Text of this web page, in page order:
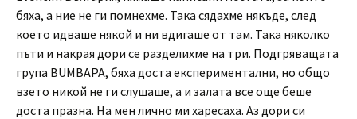
бяха, а ние не ги помнехме. Така сядахме някъде, след
което идваше някой и ни вдигаше от там. Така няколко
пъти и накрая дори се разделихме на три. Подгряващата
група BUMBAPA, бяха доста експериментални, но общо
взето никой не ги слушаше, а и залата все още беше
доста празна. На мен лично ми харесаха. Аз дори си